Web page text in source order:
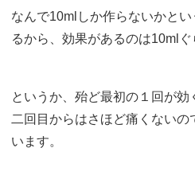
なんで10mlしか作らないかと
るから、効果があるのは10mlぐ
というか、殆ど最初の１回が効
二回目からはさほど痛くない
います。